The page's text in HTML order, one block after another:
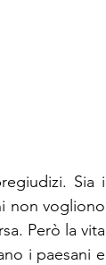
Sia i
non vogliono
Però la vita
i paesani e